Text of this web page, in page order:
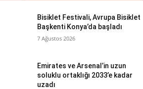
Bisiklet Festivali, Avrupa Bisiklet
Başkenti Konya’da başladı
7 Ağustos 2026
Emirates ve Arsenal’in uzun
soluklu ortaklığı 2033’e kadar
uzadı